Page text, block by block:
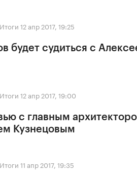
12 апр 2017, 19:25
будет судиться с
12 апр 2017, 19:00
с главным
Кузнецовым
11 апр 2017, 19:35